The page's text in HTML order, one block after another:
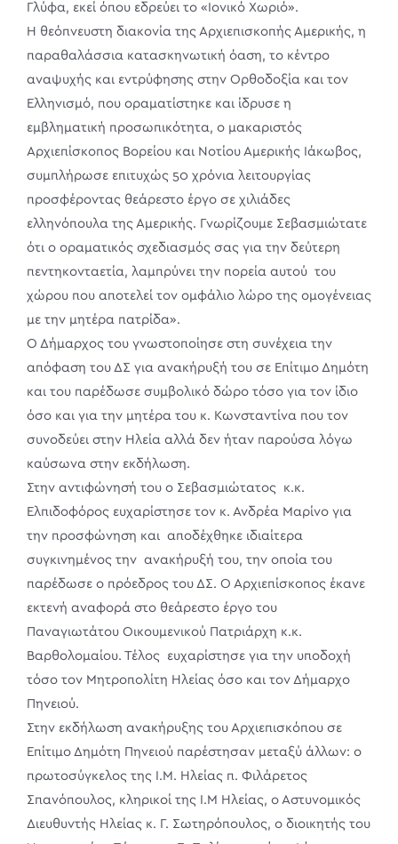
Γλύφα, εκεί όπου εδρεύει το «Ιονικό Χωριό».
Η θεόπνευστη διακονία της Αρχιεπισκοπής Αμερικής, η
παραθαλάσσια κατασκηνωτική όαση, το κέντρο
αναψυχής και εντρύφησης στην Ορθοδοξία και τον
Ελληνισμό, που οραματίστηκε και ίδρυσε η
εμβληματική προσωπικότητα, ο μακαριστός
Αρχιεπίσκοπος Βορείου και Νοτίου Αμερικής Ιάκωβος,
συμπλήρωσε επιτυχώς 50 χρόνια λειτουργίας
προσφέροντας θεάρεστο έργο σε χιλιάδες
ελληνόπουλα της Αμερικής. Γνωρίζουμε Σεβασμιώτατε
ότι ο οραματικός σχεδιασμός σας για την δεύτερη
πεντηκονταετία, λαμπρύνει την πορεία αυτού του
χώρου που αποτελεί τον ομφάλιο λώρο της ομογένειας
με την μητέρα πατρίδα».
Ο Δήμαρχος του γνωστοποίησε στη συνέχεια την
απόφαση του ΔΣ για ανακήρυξή του σε Επίτιμο Δημότη
και του παρέδωσε συμβολικό δώρο τόσο για τον ίδιο
όσο και για την μητέρα του κ. Κωνσταντίνα που τον
συνοδεύει στην Ηλεία αλλά δεν ήταν παρούσα λόγω
καύσωνα στην εκδήλωση.
Στην αντιφώνησή του ο Σεβασμιώτατος κ.κ.
Ελπιδοφόρος ευχαρίστησε τον κ. Ανδρέα Μαρίνο για
την προσφώνηση και αποδέχθηκε ιδιαίτερα
συγκινημένος την ανακήρυξή του, την οποία του
παρέδωσε ο πρόεδρος του ΔΣ. Ο Αρχιεπίσκοπος έκανε
εκτενή αναφορά στο θεάρεστο έργο του
Παναγιωτάτου Οικουμενικού Πατριάρχη κ.κ.
Βαρθολομαίου. Τέλος ευχαρίστησε για την υποδοχή
τόσο τον Μητροπολίτη Ηλείας όσο και τον Δήμαρχο
Πηνειού.
Στην εκδήλωση ανακήρυξης του Αρχιεπισκόπου σε
Επίτιμο Δημότη Πηνειού παρέστησαν μεταξύ άλλων: ο
πρωτοσύγκελος της Ι.Μ. Ηλείας π. Φιλάρετος
Σπανόπουλος, κληρικοί της Ι.Μ Ηλείας, ο Αστυνομικός
Διευθυντής Ηλείας κ. Γ. Σωτηρόπουλος, ο διοικητής του